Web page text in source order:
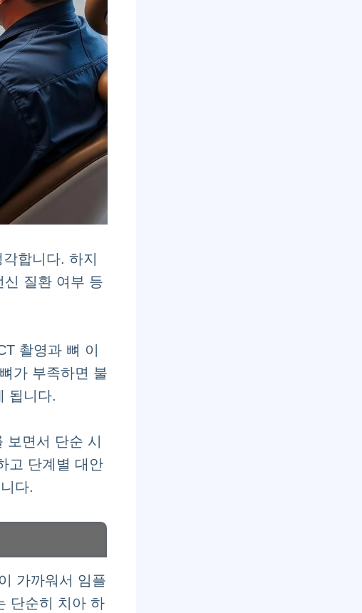
합니다. 하지
질환 여부 등
촬영과 뼈 이
가 부족하면 불
됩니다.
보면서 단순 시
고 단계별 대안
다.
가까워서 임플
단순히 치아 하